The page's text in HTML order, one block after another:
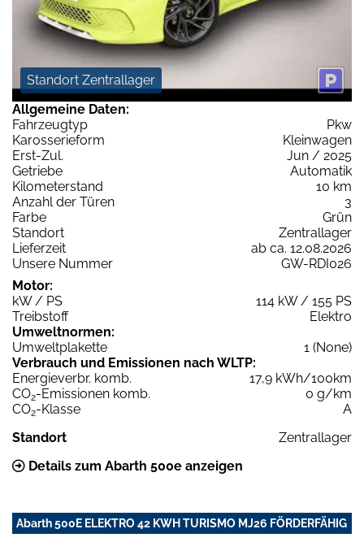
Standort Zentrallager
Allgemeine Daten:
Fahrzeugtyp
Pkw
Karosserieform
Kleinwagen
Erst-Zul.
Jun / 2025
Getriebe
Automatik
Kilometerstand
10 km
Anzahl der Türen
3
Farbe
Grün
Standort
Zentrallager
Lieferzeit
ab ca. 12.08.2026
Unsere Nummer
GW-RDI026
Motor:
kW / PS
114 kW / 155 PS
Treibstoff
Elektro
Umweltnormen:
Umweltplakette
1 (None)
Verbrauch und Emissionen nach WLTP:
Energieverbr. komb.
17,9 kWh/100km
CO2-Emissionen komb.
0 g/km
CO2-Klasse
A
Standort
Zentrallager
Details zum Abarth 500e anzeigen
Abarth 500E ELEKTRO 42 KWH TURISMO MJ26 FÖRDERFÄHIG